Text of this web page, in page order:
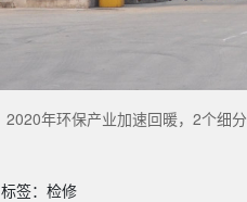
2020年环保产业加速回暖，2个细
标签：检修